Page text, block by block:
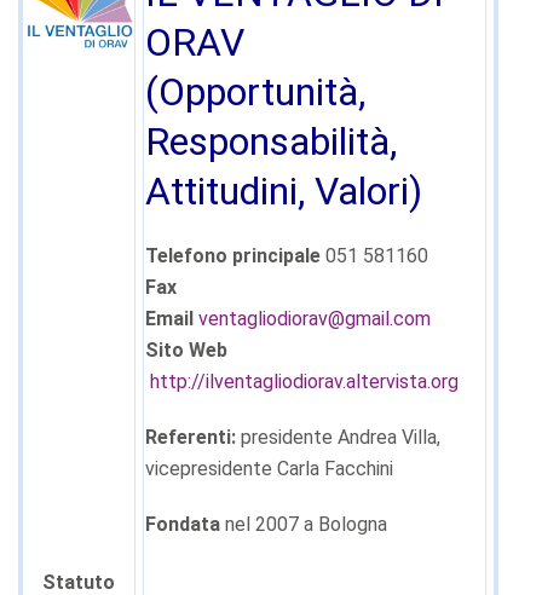
ORAV
(Opportunità,
Responsabilità,
Attitudini, Valori)
Telefono principale 051 581160
Fax
Email ventagliodiorav@gmail.com
Sito Web
http://ilventagliodiorav.altervista.org
Referenti: presidente Andrea Villa,
vicepresidente Carla Facchini
Fondata nel 2007 a Bologna
Statuto